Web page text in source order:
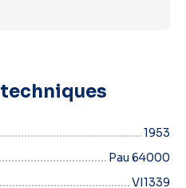
techniques
1953
Pau 64000
VI1339